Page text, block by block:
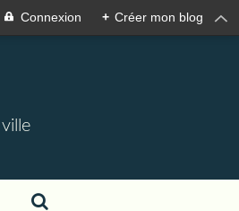
Connexion + Créer mon blog